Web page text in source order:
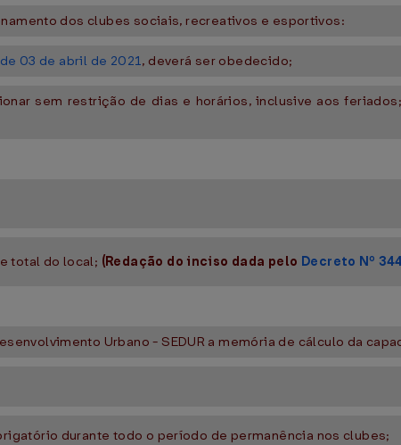
dos clubes sociais, recreativos e esportivos:
03 de abril de 2021, deverá ser obedecido;
sem restrição de dias e horários, inclusive aos feriados;
total do local; (Redação do inciso dada pelo Decreto Nº
Urbano - SEDUR a memória de cálculo da
durante todo o período de permanência nos clubes;